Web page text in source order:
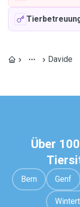
Davide
Über
Bern Genf